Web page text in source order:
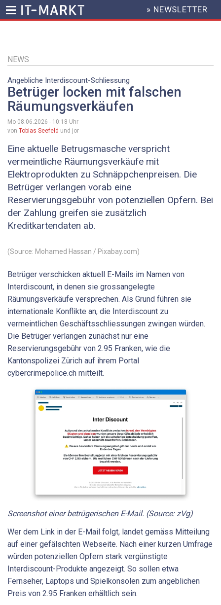
Inhalt
HEADER
MENU
» NEWSLETTER
NEWS
Angebliche Interdiscount-Schliessung
Betrüger locken mit falschen
Räumungsverkäufen
Mo 08.06.2026 - 10:18 Uhr
von Tobias Seefeld und jor
Eine aktuelle Betrugsmasche verspricht
vermeintliche Räumungsverkäufe mit
Elektroprodukten zu Schnäppchenpreisen. Die
Betrüger verlangen vorab eine
Reservierungsgebühr von potenziellen Opfern. Bei
der Zahlung greifen sie zusätzlich
Kreditkartendaten ab.
(Source: Mohamed Hassan / Pixabay.com)
Betrüger verschicken aktuell E-Mails im Namen von
Interdiscount, in denen sie grossangelegte
Räumungsverkäufe versprechen. Als Grund führen sie
internationale Konflikte an, die Interdiscount zu
vermeintlichen Geschäftsschliessungen zwingen würden.
Die Betrüger verlangen zunächst nur eine
Reservierungsgebühr von 2.95 Franken, wie die
Kantonspolizei Zürich auf ihrem Portal
cybercrimepolice.ch mitteilt.
Screenshot einer betrügerischen E-Mail. (Source: zVg)
Wer dem Link in der E-Mail folgt, landet gemäss Mitteilung
auf einer gefälschten Webseite. Nach einer kurzen Umfrage
würden potenziellen Opfern stark vergünstigte
Interdiscount-Produkte angezeigt. So sollen etwa
Fernseher, Laptops und Spielkonsolen zum angeblichen
Preis von 2.95 Franken erhältlich sein.